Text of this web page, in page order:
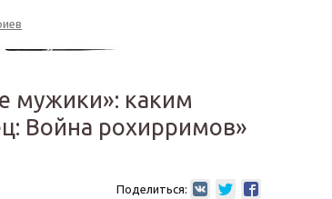
мужики»: каким
Война рохирримов»
Поделиться: